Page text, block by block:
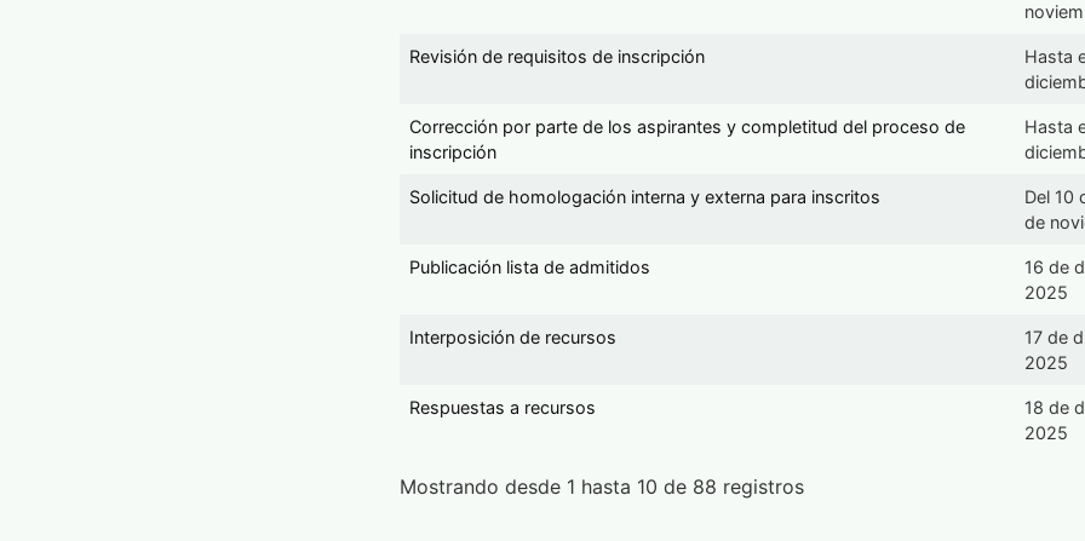
Revisión de requisitos de inscripción
Hasta
Corrección por parte de los aspirantes y completitud del proceso de
inscripción
Hasta
Solicitud de homologación interna y externa para inscritos
Del 10
de
Publicación lista de admitidos
16 de
2025
Interposición de recursos
17 de
2025
Respuestas a recursos
18 de
2025
Mostrando desde 1 hasta 10 de 88 registros